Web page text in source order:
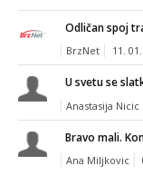
Odličan spoj
BrzNet 11.
U svetu se
Anastasija Nicic
Bravo mali.
Ana Miljkovic